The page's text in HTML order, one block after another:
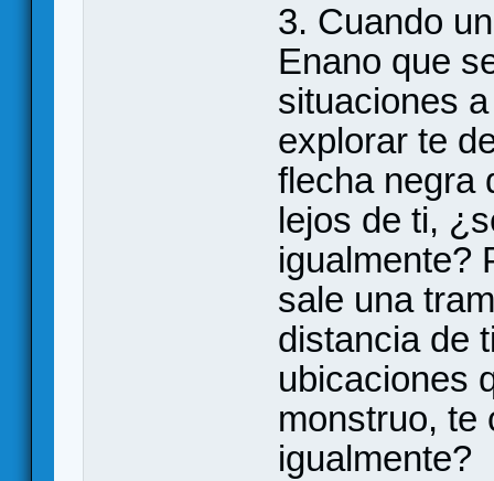
3. Cuando
Enano que
situaciones
explorar te
flecha negra
lejos de ti,
igualmente?
sale una
distancia de
ubicaciones
monstruo, te
igualmente?